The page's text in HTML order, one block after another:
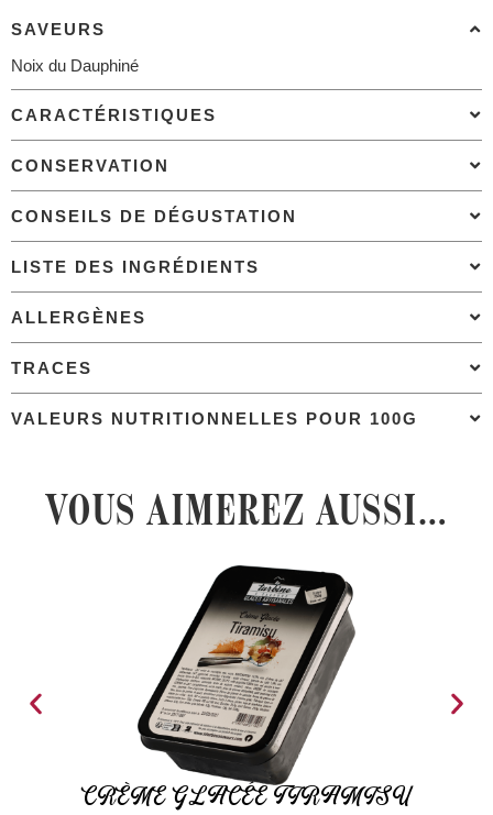
SAVEURS
Noix du Dauphiné
CARACTÉRISTIQUES
CONSERVATION
CONSEILS DE DÉGUSTATION
LISTE DES INGRÉDIENTS
ALLERGÈNES
TRACES
VALEURS NUTRITIONNELLES POUR 100G
VOUS AIMEREZ AUSSI…
CRÈME GLACÉE TIRAMISU